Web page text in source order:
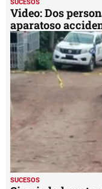
SUCESOS
Video: Dos
aparatoso
SUCESOS